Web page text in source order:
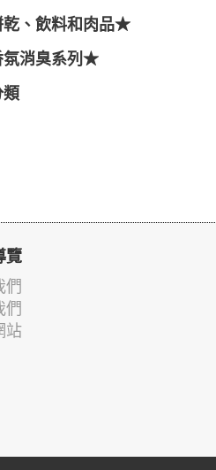
、飲料和肉品★
消臭系列★
類
覽
們
們
站